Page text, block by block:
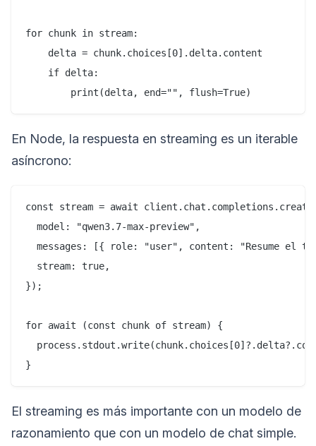
for chunk in stream:
    delta = chunk.choices[0].delta.content
    if delta:
En Node, la respuesta en streaming es un iterable
asíncrono:
const stream = await
  model: "qwen3.7-max-preview",
messages: [{ role: "user", content: "Resume el
  stream: true,
});
for await (const chunk of stream) {
El streaming es más importante con un modelo de
razonamiento que con un modelo de chat simple.